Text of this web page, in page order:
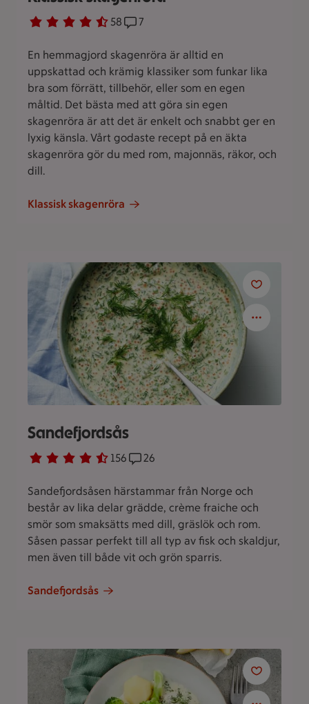
Betyg 4.6 av 5. 58
58 personer har röstatReceptet har 7 kommentarer
7
En hemmagjord skagenröra är alltid en
uppskattad och krämig klassiker som funkar lika
bra som förrätt, tillbehör, eller som en egen
måltid. Det bästa med att göra sin egen
skagenröra är att det är enkelt och snabbt ger en
lyxig känsla. Vårt godaste recept på en äkta
skagenröra gör du med rom, majonnäs, räkor, och
dill.
Klassisk skagenröra
Sandefjordsås
Betyg 4.7 av 5. 156
156 personer har röstatReceptet har 26 kommentarer
26
Sandefjordsåsen härstammar från Norge och
består av lika delar grädde, crème fraiche och
smör som smaksätts med dill, gräslök och rom.
Såsen passar perfekt till all typ av fisk och skaldjur,
men även till både vit och grön sparris.
Sandefjordsås